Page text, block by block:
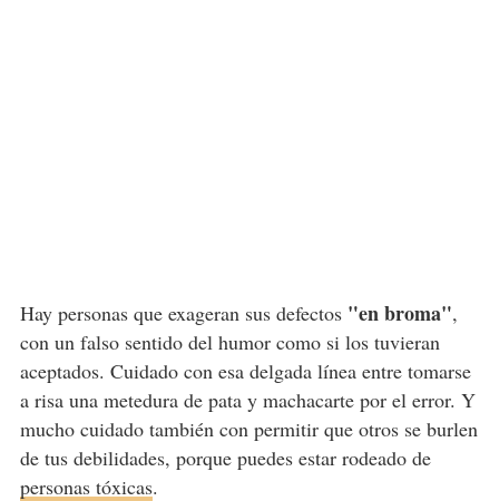
Hay personas que exageran sus defectos "en broma",
con un falso sentido del humor como si los tuvieran
aceptados. Cuidado con esa delgada línea entre tomarse
a risa una metedura de pata y machacarte por el error. Y
mucho cuidado también con permitir que otros se burlen
de tus debilidades, porque puedes estar rodeado de
personas tóxicas.